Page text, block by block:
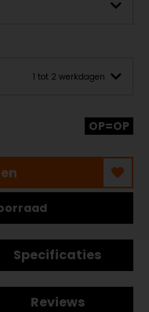
1 tot 2 werkdagen
OP=OP
Specificaties
Reviews